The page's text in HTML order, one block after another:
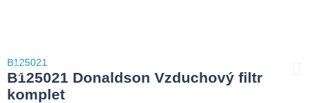
B125021
B125021 Donaldson Vzduchový filtr
komplet